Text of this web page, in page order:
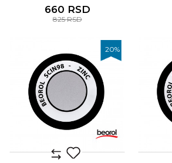
660 RSD
825RSD
20%